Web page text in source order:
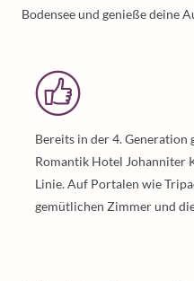
Bodensee und genieße deine
Bereits in der 4. Generation
Romantik Hotel Johanniter
Linie. Auf Portalen wie
gemütlichen Zimmer und